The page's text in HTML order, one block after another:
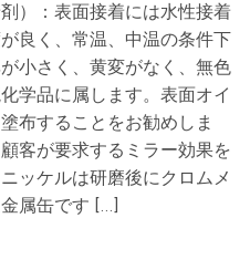
）：表面接着には水性接着
良く、常温、中温の条件下
小さく、黄変がなく、無色
学品に属します。表面オイ
布することをお勧めしま
客が要求するミラー効果を
ッケルは研磨後にクロムメ
属缶です […]